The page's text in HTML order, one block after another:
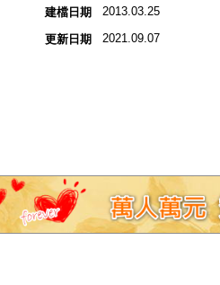
建檔日期 2013.03.25
更新日期 2021.09.07